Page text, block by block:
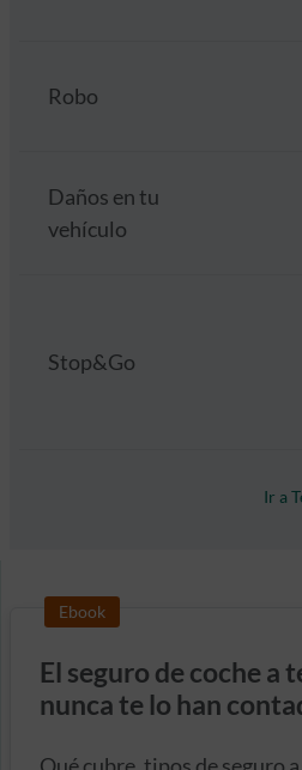
Robo
Daños en tu
vehículo
Stop&Go
Ir a
Ebook
El seguro de coche a
nunca te lo han